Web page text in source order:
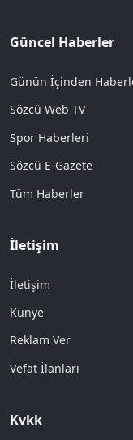
Güncel Haberler
Günün İçinden
Sözcü Web TV
Spor Haberleri
Sözcü E-Gazete
Tüm Haberler
İletişim
İletişim
Künye
Reklam Ver
Vefat İlanları
Kvkk